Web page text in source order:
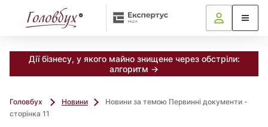
Дії бізнесу, у якого майно знищене через обстріли:
алгоритм →
Головбух Новини
Новини за темою Первинні документи -
сторінка 11